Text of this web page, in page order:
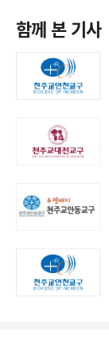
함께 본 기사